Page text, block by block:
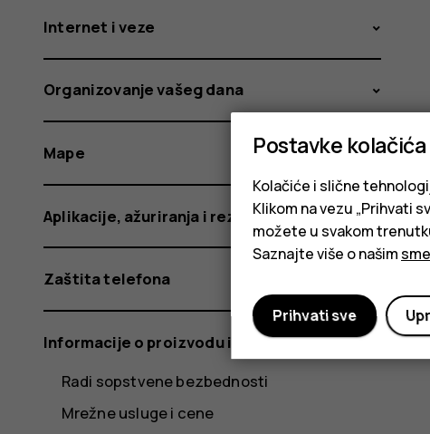
Internet i veze
Organizovanje vašeg dana
Mape
Aplikacije, ažuriranja i rezervne kopije
Zaštita telefona
Informacije o proizvodu i bezbednosti
Radi sopstvene bezbednosti
Mrežne usluge i cene
Postavke kolačića
Kolačiće i slične
Klikom na vezu „Prihvati
možete u svakom
Saznajte više o našim
Prihvati sve